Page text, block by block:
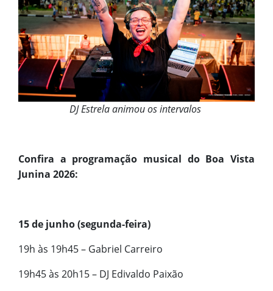
DJ Estrela animou os intervalos
Confira a programação musical do Boa Vista
Junina 2026:
15 de junho (segunda-feira)
19h às 19h45 – Gabriel Carreiro
19h45 às 20h15 – DJ Edivaldo Paixão